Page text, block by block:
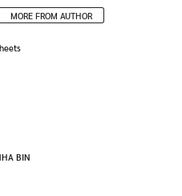
MORE FROM AUTHOR
BIN